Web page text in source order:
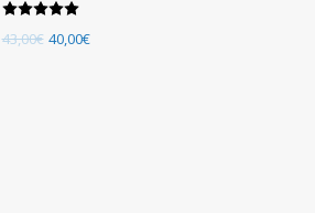
Note
43,00€ 40,00€